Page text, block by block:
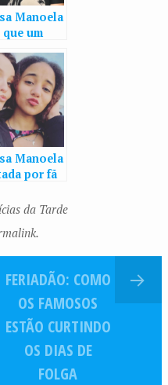
Manoela
um
la:
Manoela
por fã
em
da Tarde
FERIADÃO: COMO
OS FAMOSOS
ESTÃO CURTINDO
OS DIAS DE
FOLGA